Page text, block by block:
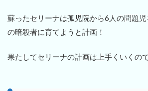
蘇ったセリーナは孤児院から6人の問題
の暗殺者に育てようと計画！
果たしてセリーナの計画は上手くいくの